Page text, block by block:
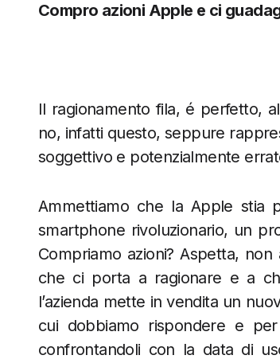
Compro azioni Apple e ci
Il ragionamento fila, é perfetto,
no, infatti questo, seppure
soggettivo e potenzialmente
Ammettiamo che la Apple stia
smartphone rivoluzionario, un
Compriamo azioni? Aspetta,
che ci porta a ragionare e a
l’azienda mette in vendita un
cui dobbiamo rispondere e
confrontandoli con la data di